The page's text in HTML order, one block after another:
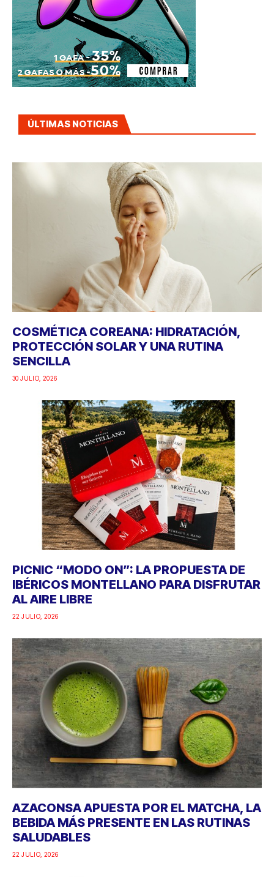
ÚLTIMAS NOTICIAS
COSMÉTICA COREANA: HIDRATACIÓN,
PROTECCIÓN SOLAR Y UNA RUTINA
SENCILLA
30 JULIO, 2026
PICNIC “MODO ON”: LA PROPUESTA DE
IBÉRICOS MONTELLANO PARA DISFRUTAR
AL AIRE LIBRE
22 JULIO, 2026
AZACONSA APUESTA POR EL MATCHA, LA
BEBIDA MÁS PRESENTE EN LAS RUTINAS
SALUDABLES
22 JULIO, 2026